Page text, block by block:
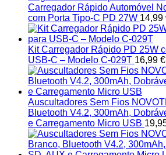
Carregador Rápido Automóvel
com Porta Tipo-C PD 27W 14,99
Kit Carregador Rápido PD 25W
USB-C – Modelo C-029T 16,99 €
Auscultadores Sem Fios
Bluetooth V4.2, 300mAh,
e Carregamento Micro USB